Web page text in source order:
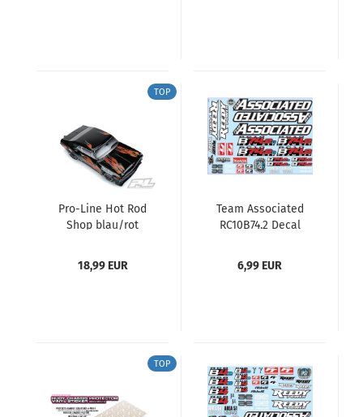
TOP
Pro-Line Hot Rod
Shop blau/rot
Karosserie
18,99 EUR
Team Associated
RC10B74.2 Decal
6,99 EUR
TOP